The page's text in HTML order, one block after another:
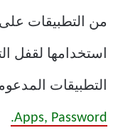
استخدامها لقفل
التطبيقات
Apps, Password.